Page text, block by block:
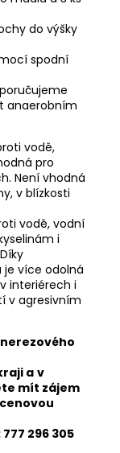
do výšky
spodní
anaerobním
vodě,
pro
Není vhodná
v blízkosti
vodě, vodní
i
je více odolná
interiérech i
v agresivním
a v
mít zájem
296 305